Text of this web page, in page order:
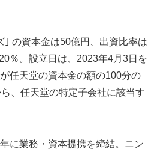
｣ の資本金は50億円、出資比率は
％。設立日は、2023年4月3日を
任天堂の資本金の額の100分の
、任天堂の特定子会社に該当す
に業務・資本提携を締結。ニン